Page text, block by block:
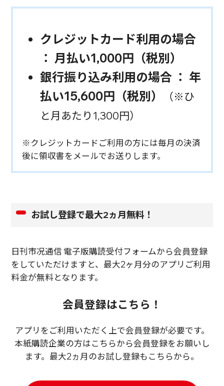
クレジットカード利用の場合
： 月払い1,000円（税別）
銀行振り込み利用の場合 ： 年
払い15,600円（税別）
（※ひ
と月あたり1,300円）
※クレジットカードご利用の方には毎月の決済
後に領収書をメールでお送りします。
お試し登録で最大2ヵ月無料！
日刊市况通信 電子版購読受付フォームから会員登録
をしていただけますと、最大2ヶ月分のアプリご利用
料金が無料となります。
会員登録はこちら！
アプリをご利用いただく上で会員登録が必要です。
本紙購読企業の方はこちらから会員登録をお願いし
ます。最大2ヵ月のお試し登録もこちらから。